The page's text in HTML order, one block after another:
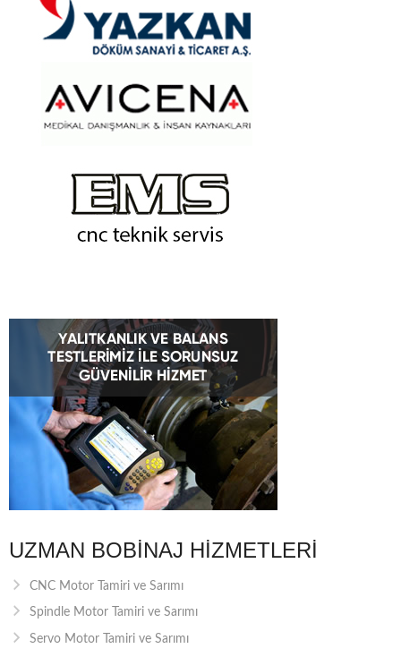
UZMAN BOBINAJ HIZMETLERI
CNC Motor Tamiri ve Sarımı
Spindle Motor Tamiri ve Sarımı
Servo Motor Tamiri ve Sarımı